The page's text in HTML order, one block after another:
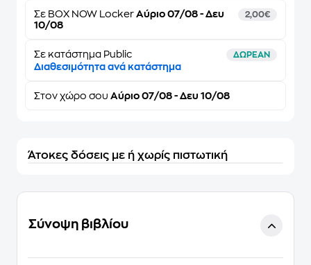
Σε BOX NOW Locker Αύριο 07/08 - Δευ
10/08
2,00€
Σε κατάστημα Public ΔΩΡΕΑΝ
Διαθεσιμότητα ανά κατάστημα
Στον χώρο σου Αύριο 07/08 - Δευ 10/08
Άτοκες δόσεις με ή χωρίς πιστωτική
Σύνοψη βιβλίου